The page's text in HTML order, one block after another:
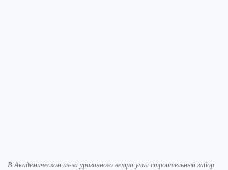
В Академическом из-за ураганного ветра упал строительный забор